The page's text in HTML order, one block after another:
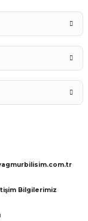
Bilgilerimiz